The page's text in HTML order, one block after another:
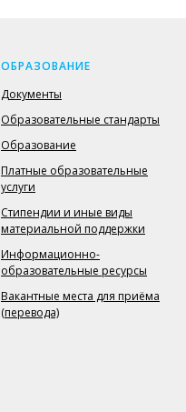
ОБРАЗОВАНИЕ
Документы
Образовательные стандарты
Образование
Платные образовательные
услуги
Стипендии и иные виды
материальной поддержки
Информационно-
образовательные ресурсы
Вакантные места для приёма
(перевода)